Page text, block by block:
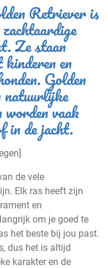
Retriever is
Ze staan
kinderen en
Golden
natuurlijke
worden vaak
in de jacht.
de vele
Elk ras heeft zijn
en
om je goed te
het beste bij jou past.
dus het is altijd
karakter en de